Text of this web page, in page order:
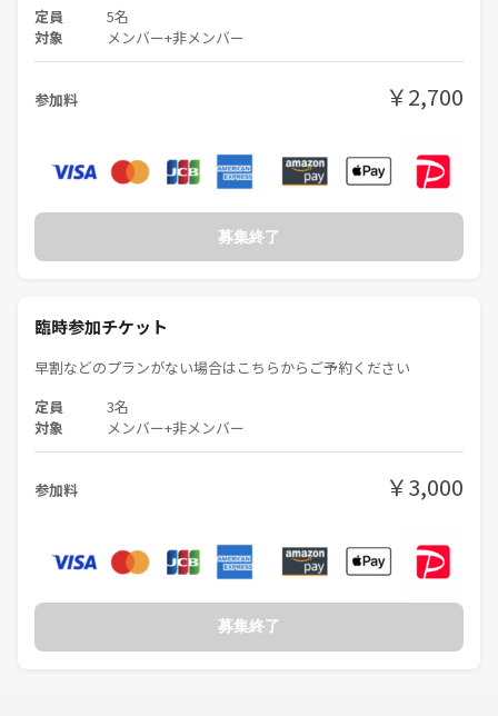
定員 5名
対象 メンバー+非メンバー
参加料 ￥2,700
募集終了
臨時参加チケット
早割などのプランがない場合はこちらからご予約ください
定員 3名
対象 メンバー+非メンバー
参加料 ￥3,000
募集終了